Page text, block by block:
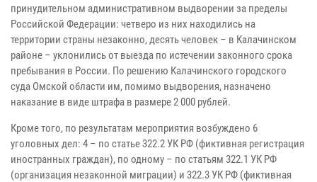
принудительном административном выдворении за пределы
Российской Федерации: четверо из них находились на
территории страны незаконно, десять человек – в Калачинском
районе – уклонились от выезда по истечении законного срока
пребывания в России. По решению Калачинского городского
суда Омской области им, помимо выдворения, назначено
наказание в виде штрафа в размере 2 000 рублей.
Кроме того, по результатам мероприятия возбуждено 6
уголовных дел: 4 – по статье 322.2 УК РФ (фиктивная регистрация
иностранных граждан), по одному – по статьям 322.1 УК РФ
(организация незаконной миграции) и 322.3 УК РФ (фиктивная